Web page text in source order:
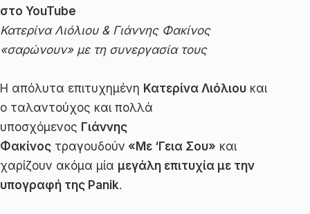
στο YouTube
Κατερίνα Λιόλιου & Γιάννης Φακίνος
«σαρώνουν» με τη συνεργασία τους
Η απόλυτα επιτυχημένη Κατερίνα Λιόλιου και
ο ταλαντούχος και πολλά
υποσχόμενος Γιάννης
Φακίνος τραγουδούν «Με ‘Γεια Σου» και
χαρίζουν ακόμα μία μεγάλη επιτυχία με την
υπογραφή της Panik.